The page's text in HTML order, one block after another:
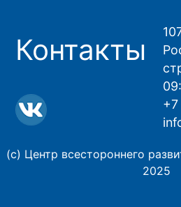
Контакты
(с) Центр всестороннего
2025